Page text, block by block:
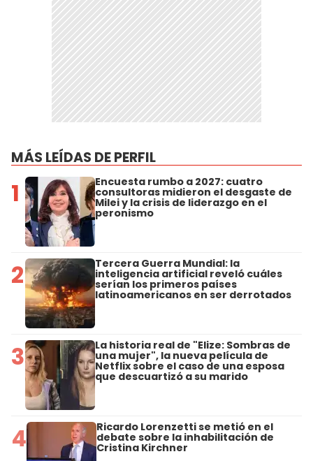
MÁS LEÍDAS DE PERFIL
1 Encuesta rumbo a 2027: cuatro
consultoras midieron el desgaste de
Milei y la crisis de liderazgo en el
peronismo
2 Tercera Guerra Mundial: la
inteligencia artificial reveló cuáles
serían los primeros países
latinoamericanos en ser derrotados
3 La historia real de "Elize: Sombras de
una mujer", la nueva película de
Netflix sobre el caso de una esposa
que descuartizó a su marido
4 Ricardo Lorenzetti se metió en el
debate sobre la inhabilitación de
Cristina Kirchner